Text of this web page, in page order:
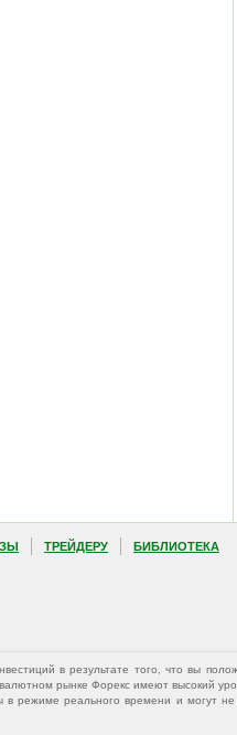
ТРЕЙДЕРУ БИБЛИОТЕКА
в результате того, что вы
рынке Форекс имеют высокий
режиме реального времени и могут